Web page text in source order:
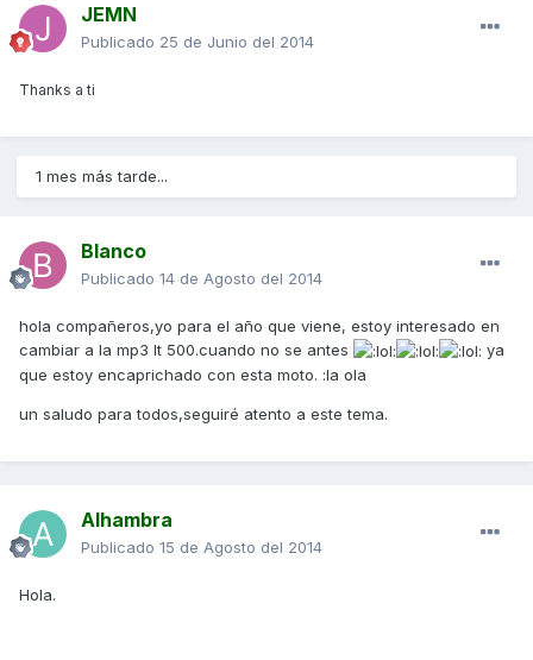
JEMN
Publicado 25 de Junio del 2014
Thanks a ti
1 mes más tarde...
Blanco
Publicado 14 de Agosto del 2014
hola compañeros,yo para el año que viene, estoy interesado en
cambiar a la mp3 lt 500.cuando no se antes
ya
que estoy encaprichado con esta moto. :la ola
un saludo para todos,seguiré atento a este tema.
Alhambra
Publicado 15 de Agosto del 2014
Hola.